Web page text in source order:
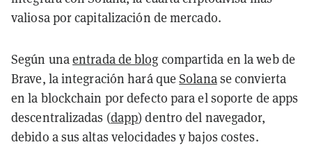
valiosa por capitalización de mercado.
Según unaentrada de blog compartida en la web de
Brave, la integración hará queSolanase convierta
en la blockchain por defecto para el soporte de apps
descentralizadas (dapp) dentro del navegador,
debido a sus altas velocidades y bajos costes.